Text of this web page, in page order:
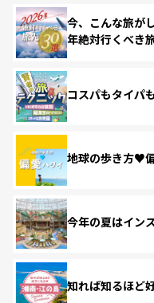
今、こんな旅が
年絶対行くべき
コスパもタイパ
地球の歩き方♥
今年の夏はイン
知れば知るほど